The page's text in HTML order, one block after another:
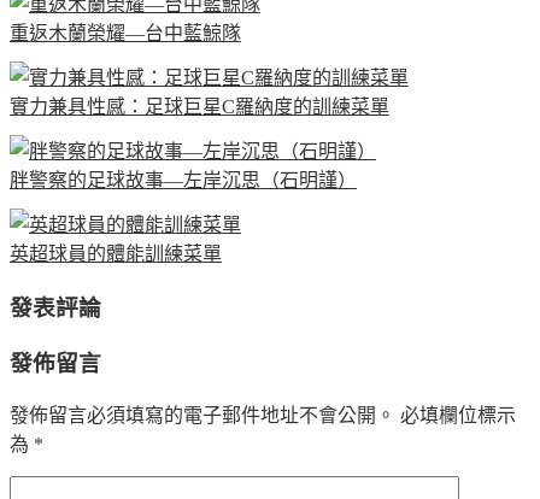
重返木蘭榮耀—台中藍鯨隊
實力兼具性感：足球巨星C羅納度的訓練菜單
胖警察的足球故事—左岸沉思（石明謹）
英超球員的體能訓練菜單
發表評論
發佈留言
發佈留言必須填寫的電子郵件地址不會公開。 必填欄位標示
為 *